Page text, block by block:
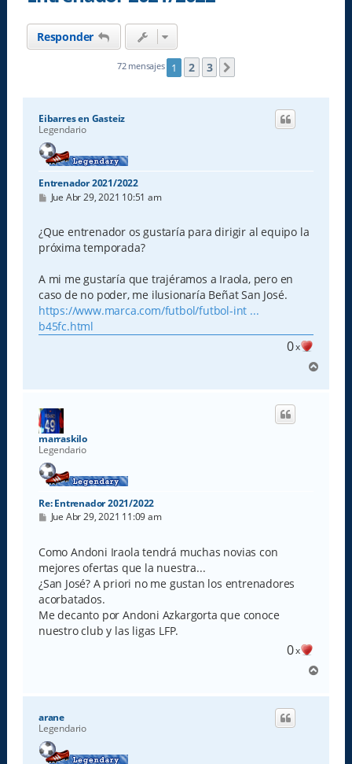
Responder
72 mensajes 1 2 3
Eibarres en Gasteiz
Legendario
Entrenador 2021/2022
M
s
a
j
Jue Abr 29, 2021 10:51 am
¿Que entrenador os gustaría para dirigir al equipo la
próxima temporada?
A mi me gustaría que trajéramos a Iraola, pero en
caso de no poder, me ilusionaría Beñat San José.
https://www.marca.com/futbol/futbol-int ...
b45fc.html
0x
r
marraskilo
Legendario
Re: Entrenador 2021/2022
M
s
a
j
e
Jue Abr 29, 2021 11:09 am
Como Andoni Iraola tendrá muchas novias con
mejores ofertas que la nuestra...
¿San José? A priori no me gustan los entrenadores
acorbatados.
Me decanto por Andoni Azkargorta que conoce
nuestro club y las ligas LFP.
0x
r
arane
Legendario